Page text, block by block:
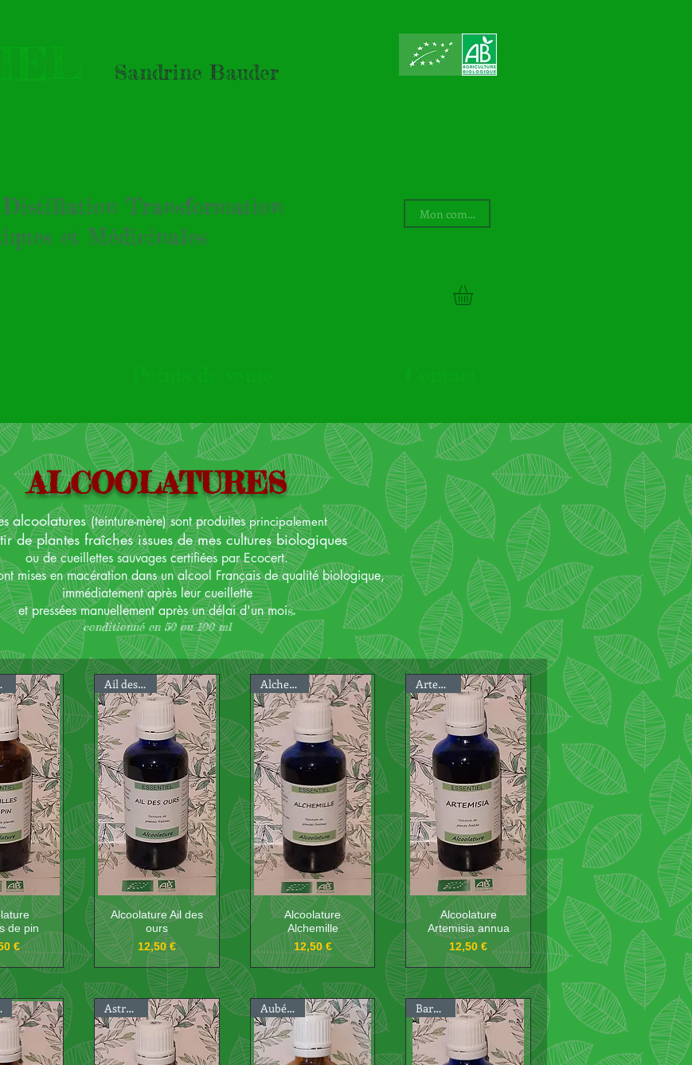
Sandrine Bauder
Transformation
et Médicinales
Mon compte
ALCOOLATURES
alcoolatures(teinture-mère) sont produitesprincipalement
de plantes fraîches issues de mes cultures biologiques
ou de cueillettes sauvages certifiées par Ecocert.
mises en macération dans un alcool Français de qualité biologique,
immédiatement après leur cueillette
et pressées manuellement après un délai d'un mois.
conditionné en 50 ou 100 ml
de pin
Prix
€
Ail des ours
Alcoolature Ail des
ours
Prix
12,50 €
Alchemille
Alcoolature
Alchemille
Prix
12,50 €
Artemisia
Alcoolature
Artemisia annua
Prix
12,50 €
Astragale Aubépine Bardane